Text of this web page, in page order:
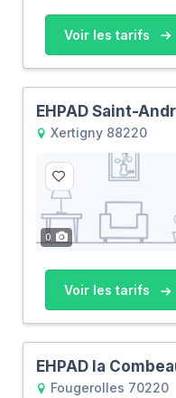
Voir les tarifs
EHPAD Saint-
Xertigny 88220
0
Voir les tarifs
EHPAD la
Fougerolles 70220